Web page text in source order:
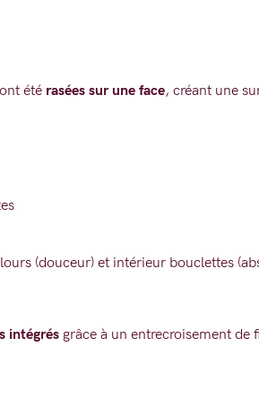
été rasées sur une face, créant une
(douceur) et intérieur bouclettes
intégrés grâce à un entrecroisement de